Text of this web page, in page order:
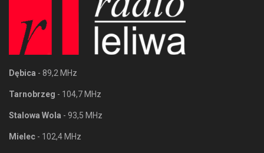
Dębica - 89,2 MHz
Tarnobrzeg - 104,7 MHz
Stalowa Wola - 93,5 MHz
Mielec - 102,4 MHz